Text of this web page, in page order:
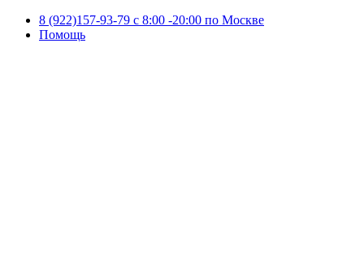
8 (922)157-93-79 c 8:00 -20:00 по Москве
Помощь